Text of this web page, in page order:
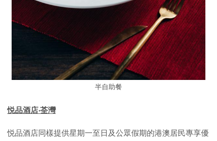
半自助餐
悦品酒店‧荃灣
悦品酒店同樣提供星期一至日及公眾假期的港澳居民專享優